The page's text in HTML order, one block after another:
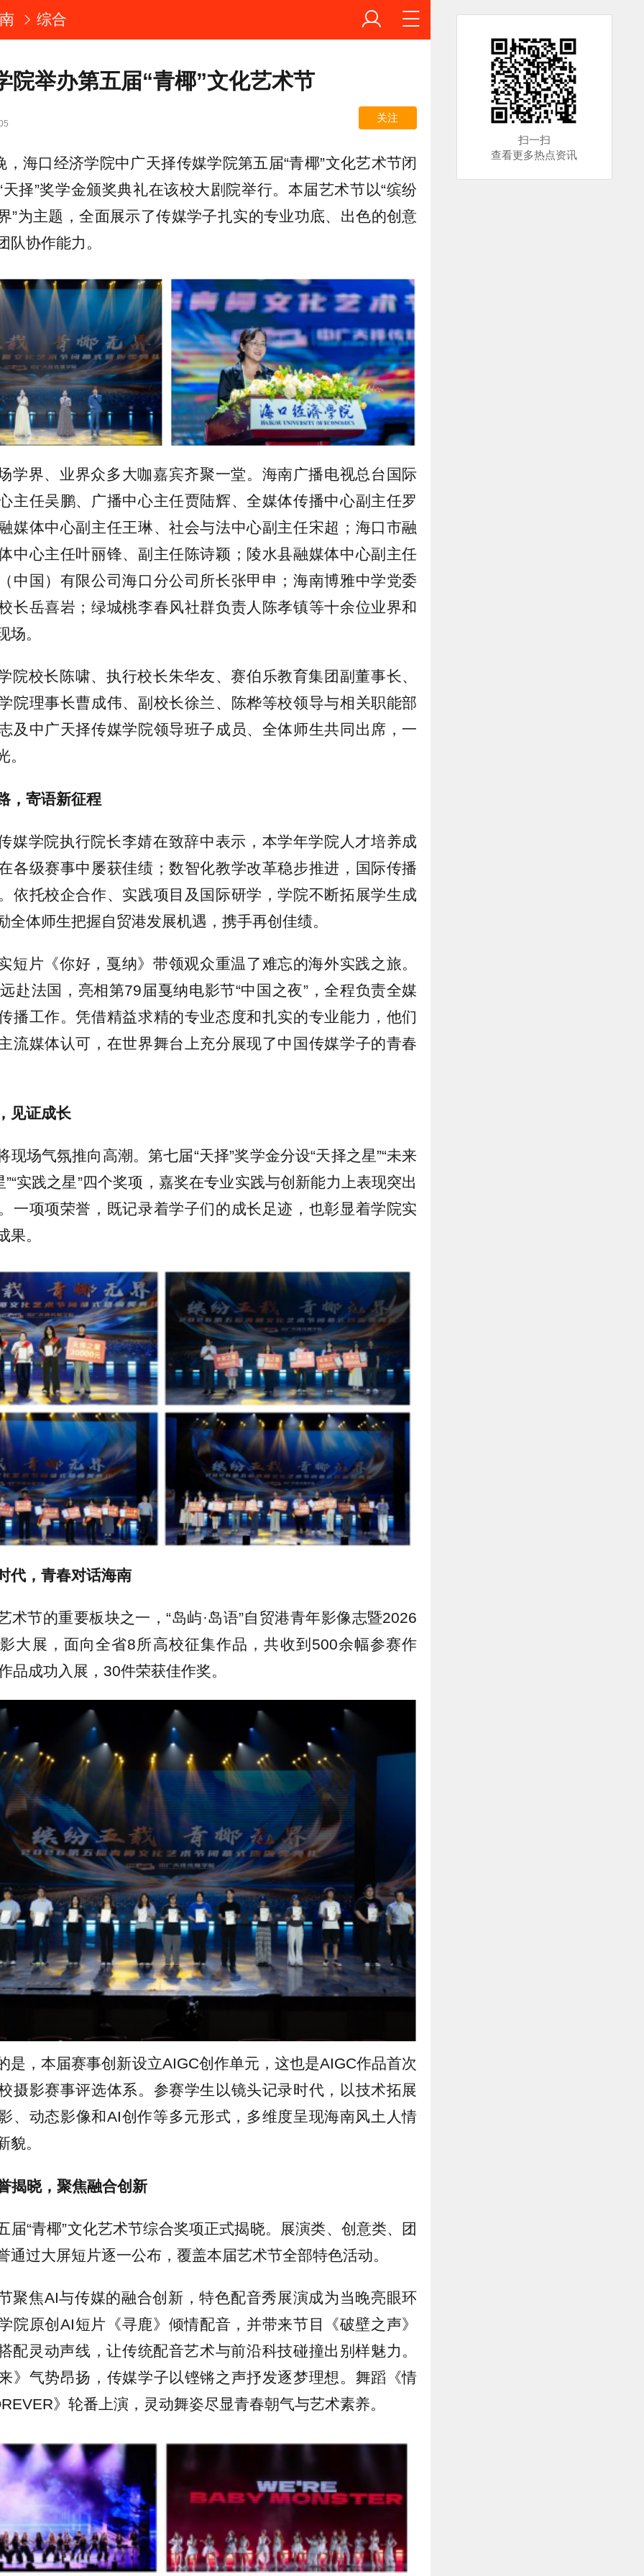
综合
院举办第五届“青椰”文化艺术节
关注
，海口经济学院中广天择传媒学院第五届“青椰”文化艺术节闭
择”奖学金颁奖典礼在该校大剧院举行。本届艺术节以“缤纷
”为主题，全面展示了传媒学子扎实的专业功底、出色的创意
队协作能力。
学界、业界众多大咖嘉宾齐聚一堂。海南广播电视总台国际
主任吴鹏、广播中心主任贾陆辉、全媒体传播中心副主任罗
媒体中心副主任王琳、社会与法中心副主任宋超；海口市融
中心主任叶丽锋、副主任陈诗颖；陵水县融媒体中心副主任
中国）有限公司海口分公司所长张甲申；海南博雅中学党委
长岳喜岩；绿城桃李春风社群负责人陈孝镇等十余位业界和
场。
院校长陈啸、执行校长朱华友、赛伯乐教育集团副董事长、
院理事长曹成伟、副校长徐兰、陈桦等校领导与相关职能部
及中广天择传媒学院领导班子成员、全体师生共同出席，一
。
，寄语新征程
媒学院执行院长李婧在致辞中表示，本学年学院人才培养成
各级赛事中屡获佳绩；数智化教学改革稳步推进，国际传播
依托校企合作、实践项目及国际研学，学院不断拓展学生成
全体师生把握自贸港发展机遇，携手再创佳绩。
短片《你好，戛纳》带领观众重温了难忘的海外实践之旅。
赴法国，亮相第79届戛纳电影节“中国之夜”，全程负责全媒
播工作。凭借精益求精的专业态度和扎实的专业能力，他们
流媒体认可，在世界舞台上充分展现了中国传媒学子的青春
见证成长
现场气氛推向高潮。第七届“天择”奖学金分设“天择之星”“未来
”“实践之星”四个奖项，嘉奖在专业实践与创新能力上表现突出
一项项荣誉，既记录着学子们的成长足迹，也彰显着学院实
果。
代，青春对话海南
术节的重要板块之一，“岛屿·岛语”自贸港青年影像志暨2026
大展，面向全省8所高校征集作品，共收到500余幅参赛作
品成功入展，30件荣获佳作奖。
是，本届赛事创新设立AIGC创作单元，这也是AIGC作品首次
摄影赛事评选体系。参赛学生以镜头记录时代，以技术拓展
、动态影像和AI创作等多元形式，多维度呈现海南风土人情
貌。
揭晓，聚焦融合创新
届“青椰”文化艺术节综合奖项正式揭晓。展演类、创意类、团
通过大屏短片逐一公布，覆盖本届艺术节全部特色活动。
聚焦AI与传媒的融合创新，特色配音秀展演成为当晚亮眼环
院原创AI短片《寻鹿》倾情配音，并带来节目《破壁之声》
灵动声线，让传统配音艺术与前沿科技碰撞出别样魅力。
》气势昂扬，传媒学子以铿锵之声抒发逐梦理想。舞蹈《情
》轮番上演，灵动舞姿尽显青春朝气与艺术素养。
扫一扫
查看更多热点资讯